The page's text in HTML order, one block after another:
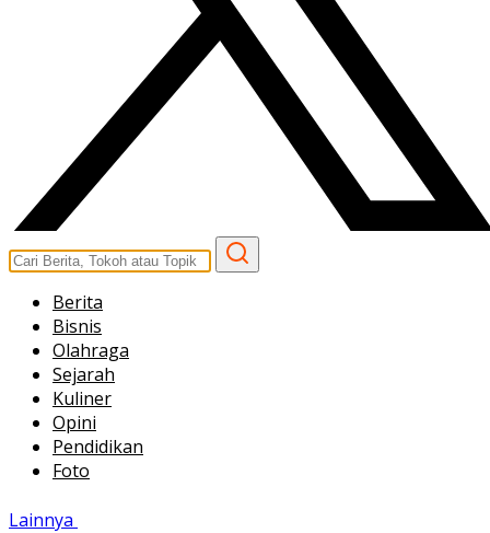
Berita
Bisnis
Olahraga
Sejarah
Kuliner
Opini
Pendidikan
Foto
Lainnya